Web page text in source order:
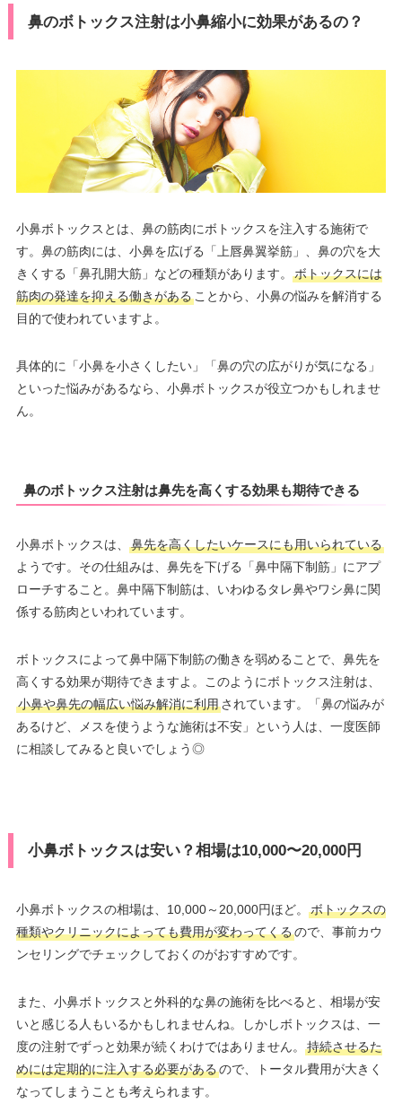
鼻のボトックス注射は小鼻縮小に効果があるの？
小鼻ボトックスとは、鼻の筋肉にボトックスを注入する施術で
す。鼻の筋肉には、小鼻を広げる「上唇鼻翼挙筋」、鼻の穴を大
きくする「鼻孔開大筋」などの種類があります。
ボトックスには
筋肉の発達を抑える働きがあることから、小鼻の悩みを解消する
目的で使われていますよ。
具体的に「小鼻を小さくしたい」「鼻の穴の広がりが気になる」
といった悩みがあるなら、小鼻ボトックスが役立つかもしれませ
ん。
鼻のボトックス注射は鼻先を高くする効果も期待できる
小鼻ボトックスは、
鼻先を高くしたいケースにも用いられている
ようです。その仕組みは、鼻先を下げる「鼻中隔下制筋」にアプ
ローチすること。鼻中隔下制筋は、いわゆるタレ鼻やワシ鼻に関
係する筋肉といわれています。
ボトックスによって鼻中隔下制筋の働きを弱めることで、鼻先を
高くする効果が期待できますよ。このようにボトックス注射は、
小鼻や鼻先の幅広い悩み解消に利用されています。「鼻の悩みが
あるけど、メスを使うような施術は不安」という人は、一度医師
に相談してみると良いでしょう◎
小鼻ボトックスは安い？相場は10,000〜20,000円
小鼻ボトックスの相場は、10,000～20,000円ほど。
ボトックスの
種類やクリニックによっても費用が変わってくるので、事前カウ
ンセリングでチェックしておくのがおすすめです。
また、小鼻ボトックスと外科的な鼻の施術を比べると、相場が安
いと感じる人もいるかもしれませんね。しかしボトックスは、一
度の注射でずっと効果が続くわけではありません。
持続させるた
めには定期的に注入する必要があるので、トータル費用が大きく
なってしまうことも考えられます。